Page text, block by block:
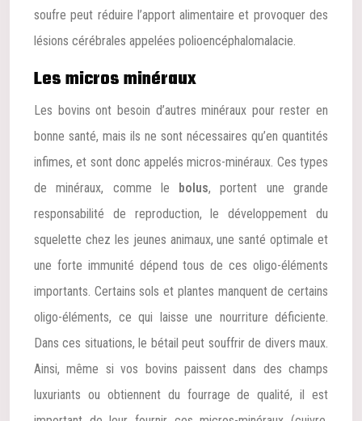
soufre peut réduire l’apport alimentaire et provoquer des
lésions cérébrales appelées polioencéphalomalacie.
Les micros minéraux
Les bovins ont besoin d’autres minéraux pour rester en
bonne santé, mais ils ne sont nécessaires qu’en quantités
infimes, et sont donc appelés micros-minéraux. Ces types
de minéraux, comme le bolus, portent une grande
responsabilité de reproduction, le développement du
squelette chez les jeunes animaux, une santé optimale et
une forte immunité dépend tous de ces oligo-éléments
importants. Certains sols et plantes manquent de certains
oligo-éléments, ce qui laisse une nourriture déficiente.
Dans ces situations, le bétail peut souffrir de divers maux.
Ainsi, même si vos bovins paissent dans des champs
luxuriants ou obtiennent du fourrage de qualité, il est